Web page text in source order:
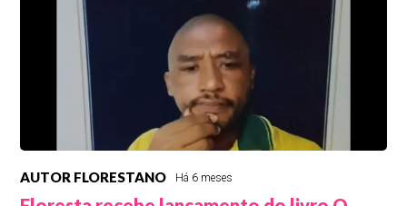
AUTOR FLORESTANO Há 6 meses